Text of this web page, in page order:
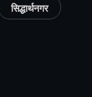
सिद्धार्थनगर